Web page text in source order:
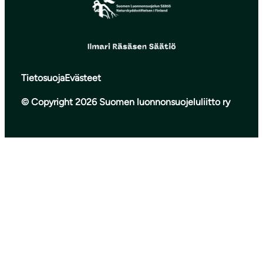
TietosuojaEvästeet
© Copyright 2026 Suomen luonnonsuojeluliitto ry